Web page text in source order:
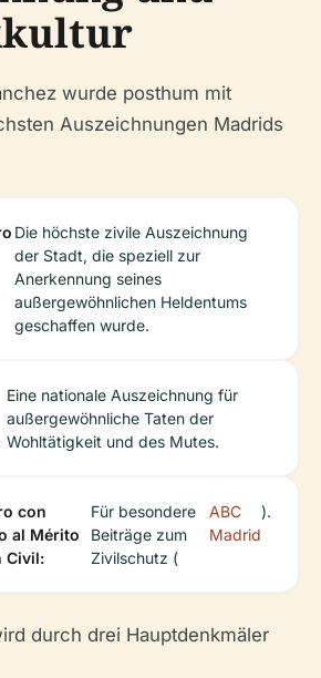
wurde posthum mit
Auszeichnungen Madrids
Die höchste zivile Auszeichnung
der Stadt, die speziell zur
Anerkennung seines
außergewöhnlichen Heldentums
geschaffen wurde.
Eine nationale Auszeichnung für
außergewöhnliche Taten der
Wohltätigkeit und des Mutes.
con
al Mérito
Civil:
Für besondere
Beiträge zum
Zivilschutz (
ABC
Madrid
).
durch drei Hauptdenkmäler